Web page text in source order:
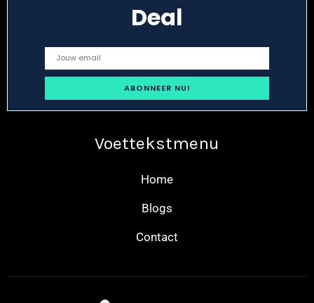
Deal
Voettekstmenu
Home
Blogs
Contact